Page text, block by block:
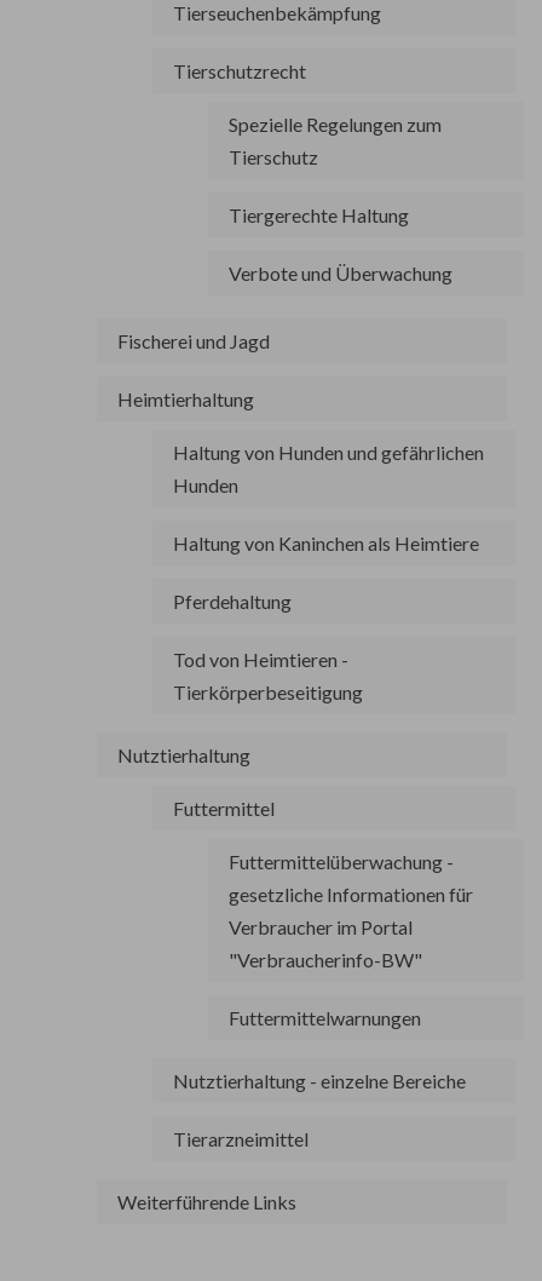
Tierseuchenbekämpfung
Tierschutzrecht
Spezielle Regelungen zum
Tierschutz
Tiergerechte Haltung
Verbote und Überwachung
Fischerei und Jagd
Heimtierhaltung
Haltung von Hunden und gefährlichen
Hunden
Haltung von Kaninchen als Heimtiere
Pferdehaltung
Tod von Heimtieren -
Tierkörperbeseitigung
Nutztierhaltung
Futtermittel
Futtermittelüberwachung -
gesetzliche Informationen für
Verbraucher im Portal
"Verbraucherinfo-BW"
Futtermittelwarnungen
Nutztierhaltung - einzelne Bereiche
Tierarzneimittel
Weiterführende Links